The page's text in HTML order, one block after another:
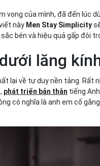
vọng của mình, đã đến lúc
này Men Stay Simplicity
bén và hiệu quả gấp đôi
lăng
lại về tư duy nền tảng. Rất
phát triển bản thân tiếng
có nghĩa là anh em cố